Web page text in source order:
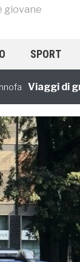
giovane
SPORT
Viaggi di